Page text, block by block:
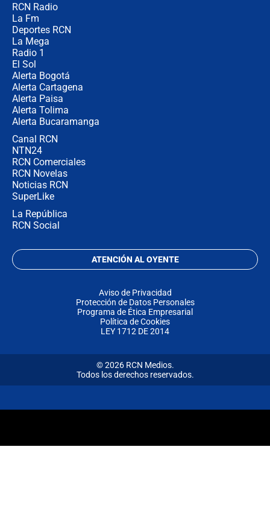
RCN Radio
La Fm
Deportes RCN
La Mega
Radio 1
El Sol
Alerta Bogotá
Alerta Cartagena
Alerta Paisa
Alerta Tolima
Alerta Bucaramanga
Canal RCN
NTN24
RCN Comerciales
RCN Novelas
Noticias RCN
SuperLike
La República
RCN Social
ATENCIÓN AL OYENTE
Aviso de Privacidad
Protección de Datos Personales
Programa de Ética Empresarial
Política de Cookies
LEY 1712 DE 2014
© 2026 RCN Medios.
Todos los derechos reservados.